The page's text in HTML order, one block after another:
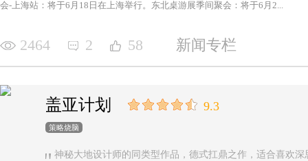
会-上海站：将于6月18日在上海举行。东北桌游展季间聚会：将于6月2...
2464 2 58 新闻专栏
盖亚计划 9.3
策略烧脑
神秘大地设计师的同类型作品，德式扛鼎之作，适合喜欢